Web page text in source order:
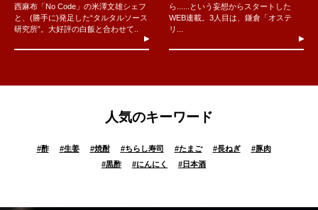
西麻布「No Code」の米澤文雄シェフ
と、(勝手に)発足した“タルタルソース
研究所”。大好評の白飯と合わせて..
ら......という妄想からスタートした
WEB連載。3人目は、鎌倉「オステ
リ...
人気のキーワード
#酢 #生姜 #焼酎 #ちらし寿司 #たまご #長ねぎ #豚肉
#黒酢 #にんにく #日本酒